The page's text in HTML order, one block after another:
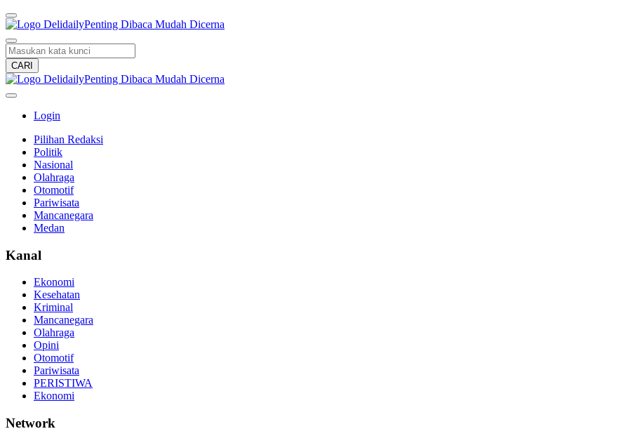
CARI
Login
Pilihan Redaksi
Politik
Nasional
Olahraga
Otomotif
Pariwisata
Mancanegara
Medan
Kanal
Ekonomi
Kesehatan
Kriminal
Mancanegara
Olahraga
Opini
Otomotif
Pariwisata
PERISTIWA
Ekonomi
Network